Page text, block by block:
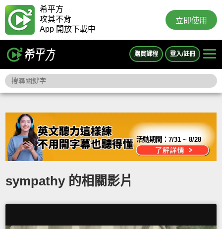
希平方
攻其不背
App 開放下載中
立即使用
購買課程 登入/註冊
活動期間：7/31 ~ 8/28
sympathy 的相關影片